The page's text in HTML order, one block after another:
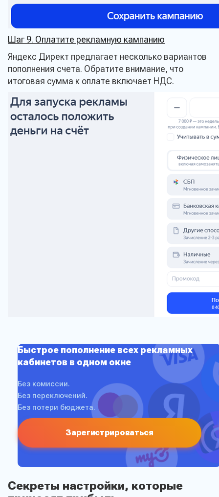
Шаг 9. Оплатите рекламную кампанию
Яндекс Директ предлагает несколько вариантов
пополнения счета. Обратите внимание, что
итоговая сумма к оплате включает НДС.
Быстрое пополнение всех рекламных
кабинетов в одном окне
Без комиссии.
Без переключений.
Без потери бюджета.
Зарегистрироваться
Секреты настройки, которые